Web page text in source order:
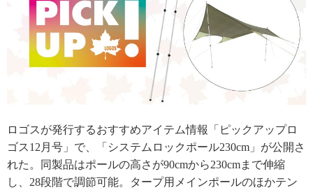
ロゴスが発行するおすすめアイテム情報「ピックアップロ
ゴス12月号」で、「システムロックポール230cm」が公開さ
れた。同製品はポールの高さが90cmから230cmまで伸縮
し、28段階で調節可能。タープ用メインポールのほかテン